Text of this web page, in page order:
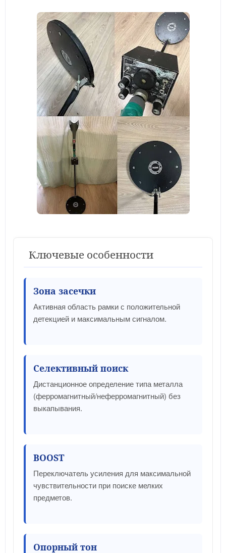
Ключевые особенности
Зона засечки
Активная область рамки с положительной
детекцией и максимальным сигналом.
Селективный поиск
Дистанционное определение типа металла
(ферромагнитный/неферромагнитный) без
выкапывания.
BOOST
Переключатель усиления для максимальной
чувствительности при поиске мелких
предметов.
Опорный тон